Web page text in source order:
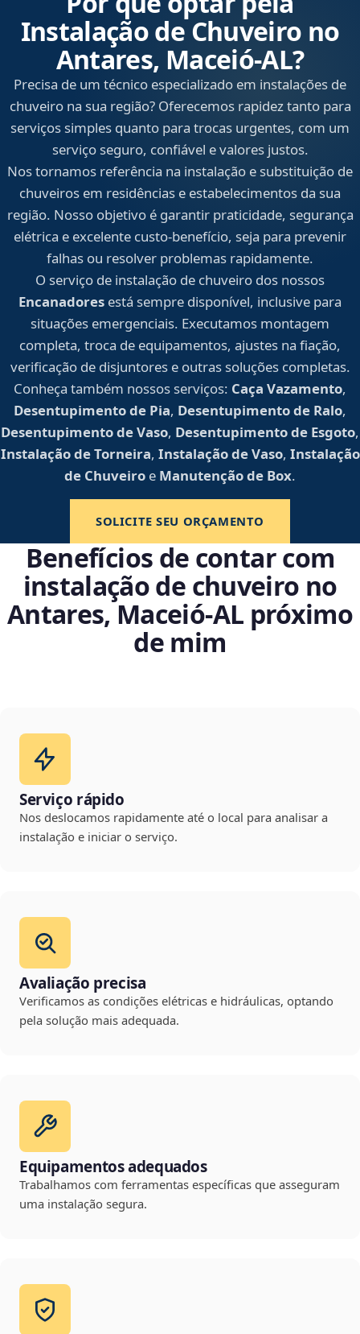
Instalação de Chuveiro no
Antares, Maceió‑AL?
Precisa de um técnico especializado em instalações de
chuveiro na sua região? Oferecemos rapidez tanto para
serviços simples quanto para trocas urgentes, com um
serviço seguro, confiável e valores justos.
Nos tornamos referência na instalação e substituição de
chuveiros em residências e estabelecimentos da sua
região. Nosso objetivo é garantir praticidade, segurança
elétrica e excelente custo-benefício, seja para prevenir
falhas ou resolver problemas rapidamente.
O serviço de instalação de chuveiro dos nossos
Encanadores está sempre disponível, inclusive para
situações emergenciais. Executamos montagem
completa, troca de equipamentos, ajustes na fiação,
verificação de disjuntores e outras soluções completas.
Conheça também nossos serviços: Caça Vazamento,
Desentupimento de Pia, Desentupimento de Ralo,
Desentupimento de Vaso, Desentupimento de Esgoto,
Instalação de Torneira, Instalação de Vaso, Instalação
de Chuveiro e Manutenção de Box.
SOLICITE SEU ORÇAMENTO
Benefícios de contar com
instalação de chuveiro no
Antares, Maceió‑AL próximo
de mim
Serviço rápido
Nos deslocamos rapidamente até o local para analisar a
instalação e iniciar o serviço.
Avaliação precisa
Verificamos as condições elétricas e hidráulicas, optando
pela solução mais adequada.
Equipamentos adequados
Trabalhamos com ferramentas específicas que asseguram
uma instalação segura.